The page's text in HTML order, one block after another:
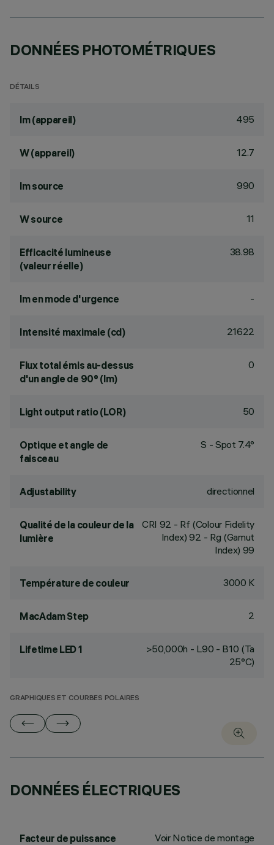
DONNÉES PHOTOMÉTRIQUES
DÉTAILS
lm (appareil) 495
W (appareil) 12.7
lm source 990
W source 11
Efficacité lumineuse
(valeur réelle)
38.98
lm en mode d'urgence -
Intensité maximale (cd) 21622
Flux total émis au-dessus
d'un angle de 90° (lm)
0
Light output ratio (LOR) 50
Optique et angle de
faisceau
S - Spot 7.4°
Adjustability directionnel
Qualité de la couleur de la
lumière
CRI 92 - Rf (Colour Fidelity
Index) 92 - Rg (Gamut
Index) 99
Température de couleur 3000 K
MacAdam Step 2
Lifetime LED 1
>50,000h - L90 - B10 (Ta
25°C)
GRAPHIQUES ET COURBES POLAIRES
DONNÉES ÉLECTRIQUES
Facteur de puissance Voir Notice de montage